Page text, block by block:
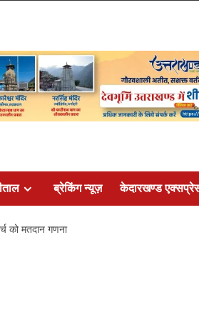
ब्रेकिंग न्यूज़ केदारखण्ड
को मतदान गणना